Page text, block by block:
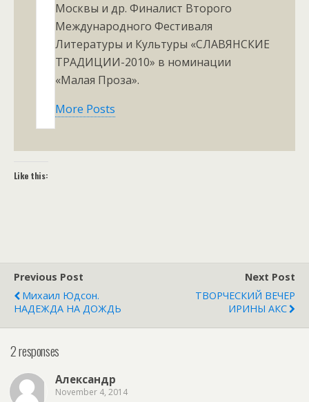
Москвы и др. Финалист Второго
Международного Фестиваля
Литературы и Культуры «СЛАВЯНСКИЕ
ТРАДИЦИИ-2010» в номинации
«Малая Проза».
More Posts
Like this:
Previous Post
Михаил Юдсон.
НАДЕЖДА НА ДОЖДЬ
Next Post
ТВОРЧЕСКИЙ ВЕЧЕР
ИРИНЫ АКС
2 responses
Александр
November 4, 2014